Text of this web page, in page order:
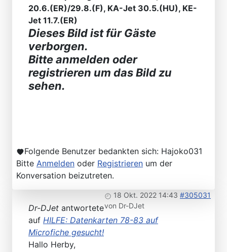
20.6.(ER)/29.8.(F), KA-Jet 30.5.(HU), KE-
Jet 11.7.(ER)
Dieses Bild ist für Gäste
verborgen.
Bitte anmelden oder
registrieren um das Bild zu
sehen.
Folgende Benutzer bedankten sich: Hajoko031
Bitte Anmelden oder Registrieren um der
Konversation beizutreten.
18 Okt. 2022 14:43 #305031
von Dr-DJet
Dr-DJet antwortete
auf HILFE: Datenkarten 78-83 auf
Microfiche gesucht!
Hallo Herby,